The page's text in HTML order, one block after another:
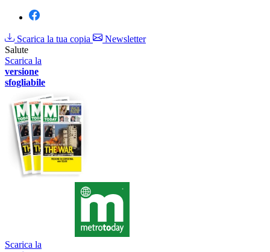
Scarica la tua copia
Newsletter
Salute
Scarica la
versione
sfogliabile
Scarica la